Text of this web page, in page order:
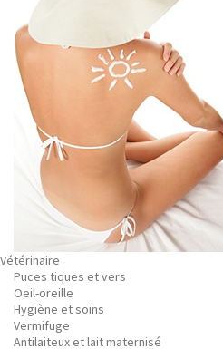
Vétérinaire
Puces tiques et vers
Oeil-oreille
Hygiène et soins
Vermifuge
Antilaiteux et lait maternisé